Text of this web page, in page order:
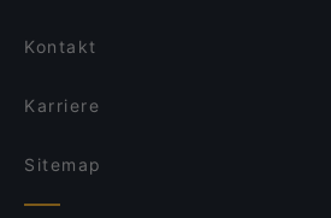
Kontakt
Karriere
Sitemap